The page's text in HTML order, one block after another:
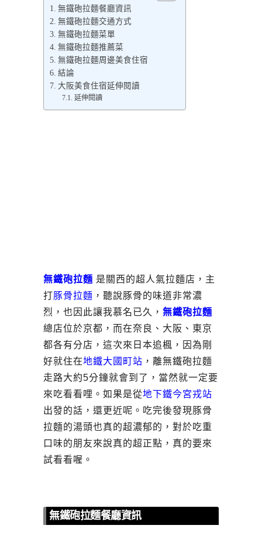
無鐵砲拉麵餐廳資訊
無鐵砲拉麵交通方式
無鐵砲拉麵菜單
無鐵砲拉麵推薦菜
無鐵砲拉麵周邊美食住宿
結論
大阪美食住宿延伸閱讀
延伸閱讀
無鐵砲拉麵 是關西的超人氣拉麵店，主
打豚骨拉麵 ，聽說豚骨的味道非常濃
烈，也因此讓我慕名已久， 無鐵砲拉麵
總店位於京都，而在奈良、大阪、東京
都各有分店，這次來日本追楓，因為剛
好就住在地鐵大國町站 ，離無鐵砲拉麵
走路大約5分鐘就會到了，當然就一定要
來吃看看哩。如果是從地下鐵今宮戎站
出發的話，還更近呢。吃完後發現豚骨
拉麵的湯頭也真的超濃郁的，對於吃重
口味的朋友來說真的超正點，真的要來
試看看喔。
無鐵砲拉麵餐廳資訊